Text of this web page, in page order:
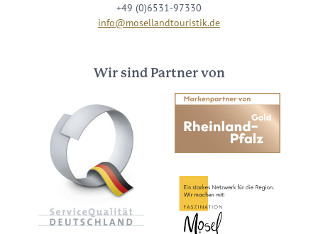
+49 (0)6531-97330
info@mosellandtouristik.de
Wir sind Partner von